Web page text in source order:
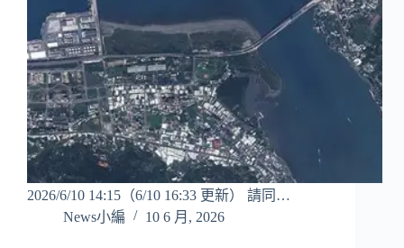
2026/6/10 14:15（6/10 16:33 更新） 請同…
News小編
10 6 月, 2026